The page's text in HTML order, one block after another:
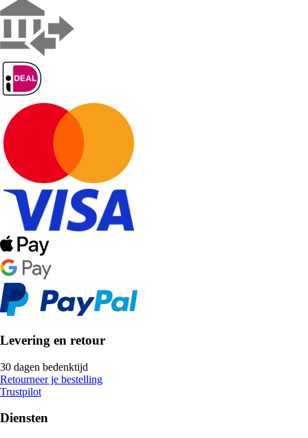
Levering en retour
30 dagen bedenktijd
Retourneer je bestelling
Trustpilot
Diensten